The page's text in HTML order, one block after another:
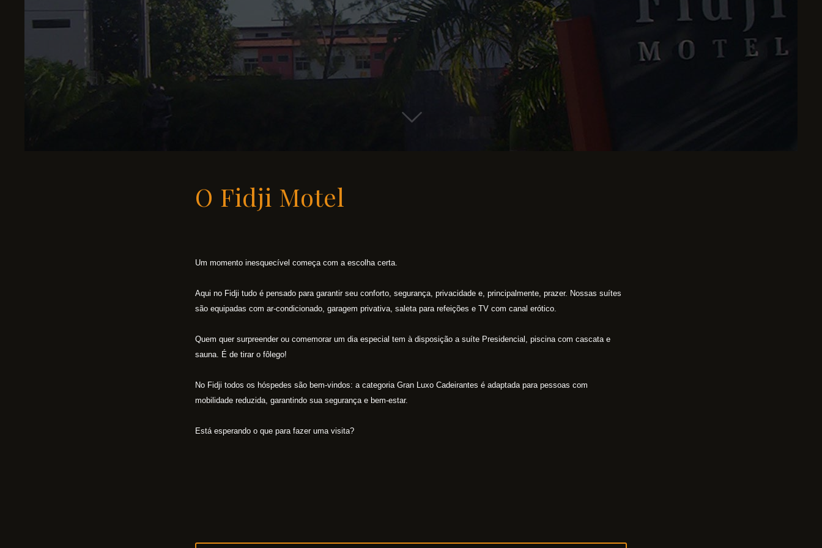
O Fidji Motel
Um momento inesquecível começa com a escolha certa.
Aqui no Fidji tudo é pensado para garantir seu conforto, segurança, privacidade e, principalmente, prazer. Nossas suítes
são equipadas com ar-condicionado, garagem privativa, saleta para refeições e TV com canal erótico.
Quem quer surpreender ou comemorar um dia especial tem à disposição a suíte Presidencial, piscina com cascata e
sauna. É de tirar o fôlego!
No Fidji todos os hóspedes são bem-vindos: a categoria Gran Luxo Cadeirantes é adaptada para pessoas com
mobilidade reduzida, garantindo sua segurança e bem-estar.
Está esperando o que para fazer uma visita?